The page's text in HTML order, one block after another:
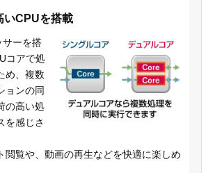
いCPUを搭載
ーを搭
コアで処
め、複数
ョンの同
の高い処
を感じさ
閲覧や、動画の再生などを快適に楽しめ